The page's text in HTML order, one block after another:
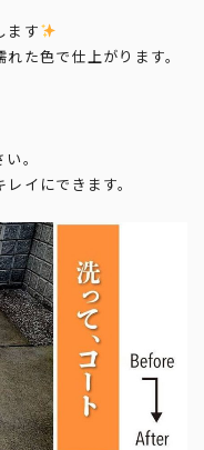
ます
た色で仕上がります。
。
イにできます。